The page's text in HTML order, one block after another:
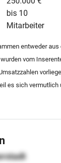
in der Region
bereits fest
tätigen
die
optimiert
bis 10
Mitarbeiter
entweder
vom
es sich vermutlich